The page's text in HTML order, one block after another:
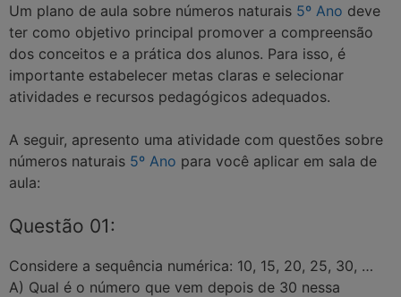
Um plano de aula sobre números naturais 5º Ano deve
ter como objetivo principal promover a compreensão
dos conceitos e a prática dos alunos. Para isso, é
importante estabelecer metas claras e selecionar
atividades e recursos pedagógicos adequados.
A seguir, apresento uma atividade com questões sobre
números naturais 5º Ano para você aplicar em sala de
aula:
Questão 01:
Considere a sequência numérica: 10, 15, 20, 25, 30, …
A) Qual é o número que vem depois de 30 nessa